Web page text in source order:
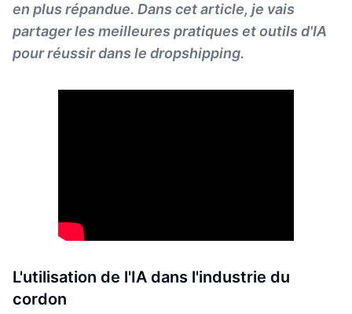
en plus répandue. Dans cet article, je vais
partager les meilleures pratiques et outils d'IA
pour réussir dans le dropshipping.
L'utilisation de l'IA dans l'industrie du
cordon